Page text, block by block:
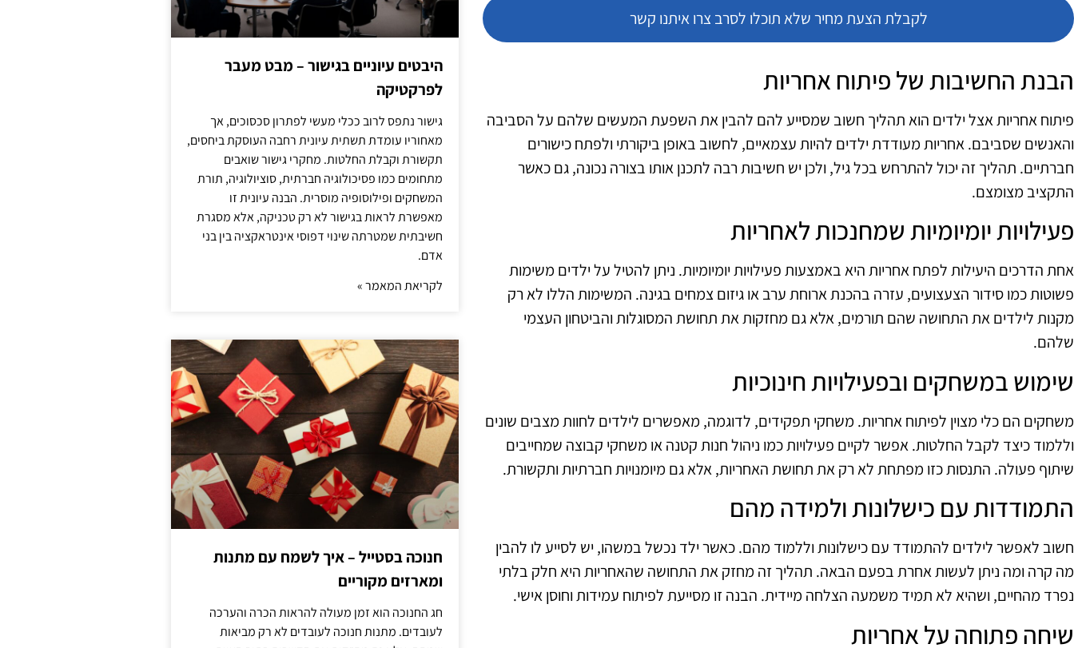
לקבלת הצעת מחיר שלא תוכלו לסרב צרו איתנו קשר
הבנת החשיבות של פיתוח אחריות
פיתוח אחריות אצל ילדים הוא תהליך חשוב שמסייע להם להבין את השפעת המעשים שלהם על הסביבה
והאנשים שסביבם. אחריות מעודדת ילדים להיות עצמאיים, לחשוב באופן ביקורתי ולפתח כישורים
חברתיים. תהליך זה יכול להתרחש בכל גיל, ולכן יש חשיבות רבה לתכנן אותו בצורה נכונה, גם כאשר
התקציב מצומצם.
פעילויות יומיומיות שמחנכות לאחריות
אחת הדרכים היעילות לפתח אחריות היא באמצעות פעילויות יומיומיות. ניתן להטיל על ילדים משימות
פשוטות כמו סידור הצעצועים, עזרה בהכנת ארוחת ערב או גיזום צמחים בגינה. המשימות הללו לא רק
מקנות לילדים את התחושה שהם תורמים, אלא גם מחזקות את תחושת המסוגלות והביטחון העצמי
שלהם.
שימוש במשחקים ובפעילויות חינוכיות
משחקים הם כלי מצוין לפיתוח אחריות. משחקי תפקידים, לדוגמה, מאפשרים לילדים לחוות מצבים שונים
וללמוד כיצד לקבל החלטות. אפשר לקיים פעילויות כמו ניהול חנות קטנה או משחקי קבוצה שמחייבים
שיתוף פעולה. התנסות כזו מפתחת לא רק את תחושת האחריות, אלא גם מיומנויות חברתיות ותקשורת.
התמודדות עם כישלונות ולמידה מהם
חשוב לאפשר לילדים להתמודד עם כישלונות וללמוד מהם. כאשר ילד נכשל במשהו, יש לסייע לו להבין
מה קרה ומה ניתן לעשות אחרת בפעם הבאה. תהליך זה מחזק את התחושה שהאחריות היא חלק בלתי
נפרד מהחיים, ושהיא לא תמיד משמעה הצלחה מיידית. הבנה זו מסייעת לפיתוח עמידות וחוסן אישי.
שיחה פתוחה על אחריות
היבטים עיוניים בגישור – מבט מעבר
לפרקטיקה
גישור נתפס לרוב ככלי מעשי לפתרון סכסוכים, אך
מאחוריו עומדת תשתית עיונית רחבה העוסקת ביחסים,
תקשורת וקבלת החלטות. מחקרי גישור שואבים
מתחומים כמו פסיכולוגיה חברתית, סוציולוגיה, תורת
המשחקים ופילוסופיה מוסרית. הבנה עיונית זו
מאפשרת לראות בגישור לא רק טכניקה, אלא מסגרת
חשיבתית שמטרתה שינוי דפוסי אינטראקציה בין בני
אדם.
לקריאת המאמר »
חנוכה בסטייל – איך לשמח עם מתנות
ומארזים מקוריים
חג החנוכה הוא זמן מעולה להראות הכרה והערכה
לעובדים. מתנות חנוכה לעובדים לא רק מביאות